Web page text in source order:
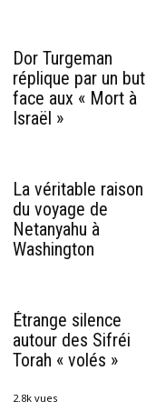
Dor Turgeman
réplique par un but
face aux « Mort à
Israël »
La véritable raison
du voyage de
Netanyahu à
Washington
Étrange silence
autour des Sifréi
Torah « volés »
2.8k vues